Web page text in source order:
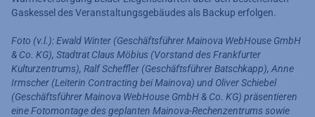
Gaskessel des Veranstaltungsgebäudes als Backup erfolgen.
Foto (v.l.): Ewald Winter (Geschäftsführer Mainova WebHouse GmbH
& Co. KG), Stadtrat Claus Möbius (Vorstand des Frankfurter
Kulturzentrums), Ralf Scheffler (Geschäftsführer Batschkapp), Anne
Irmscher (Leiterin Contracting bei Mainova) und Oliver Schiebel
(Geschäftsführer Mainova WebHouse GmbH & Co. KG) präsentieren
eine Fotomontage des geplanten Mainova-Rechenzentrums sowie